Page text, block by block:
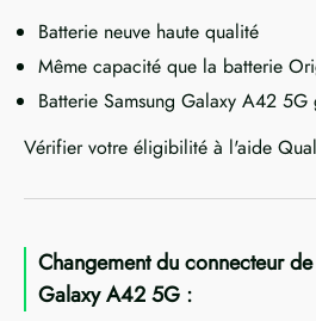
Batterie neuve haute qualité
Même capacité que la batterie
Batterie Samsung Galaxy A42 5G
Vérifier votre éligibilité à l'aide
Changement du connecteur
Galaxy A42 5G :